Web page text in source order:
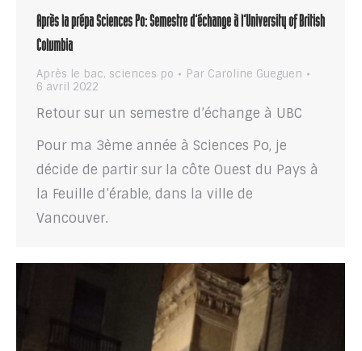
Après la prépa Sciences Po: Semestre d’échange à l’University of British
Columbia
Après le bac, sciences po Par Caroline Gueguen
6 avril 2022
Retour sur un semestre d’échange à UBC
Pour ma 3ème année à Sciences Po, je
décide de partir sur la côte Ouest du Pays à
la Feuille d’érable, dans la ville de
Vancouver.